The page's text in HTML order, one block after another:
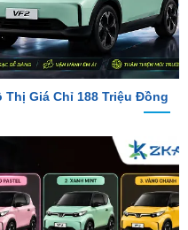
Thị Giá Chỉ 188 Triệu Đồng